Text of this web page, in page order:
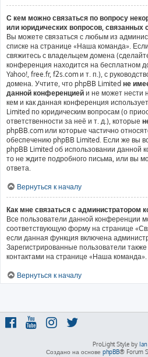
С кем можно связаться по вопросу
или юридических вопросов, связанных
Вы можете связаться с любым из
списке на странице «Наша команда».
свяжитесь с владельцем домена
конференция находится на бесплатном
Yahoo!, free.fr, f2s.com и т. п.), с
домена. Учтите, что phpBB Limited не
данной конференцией и не может нести
кем и как данная конференция
Limited по юридическим вопросам (о
ответственности за неё и т. д.), которые
phpBB.com или которые частично
обеспечению phpBB Limited. Если же вы
phpBB Limited об использовании данной
то не ждите подробного письма, или вы
ответа.
Вернуться к началу
Как мне связаться с администратором
Все пользователи данной конференции
соответствующую форму на странице
если данная функция включена
Зарегистрированные пользователи также
контактами на странице «Наша команда».
Вернуться к началу
ProLight Style by
Создано на основе phpBB® Forum